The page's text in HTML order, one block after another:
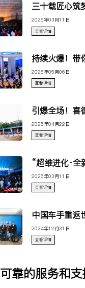
2026年03月11日
查看详情
2025年05月06日
查看详情
2025年04月22日
查看详情
2025年03月11日
查看详情
2024年12月31日
查看详情
可靠的服务和